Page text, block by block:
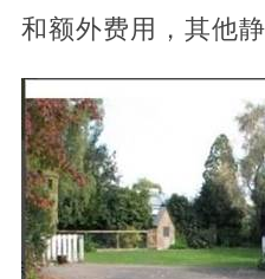
和额外费用，其他